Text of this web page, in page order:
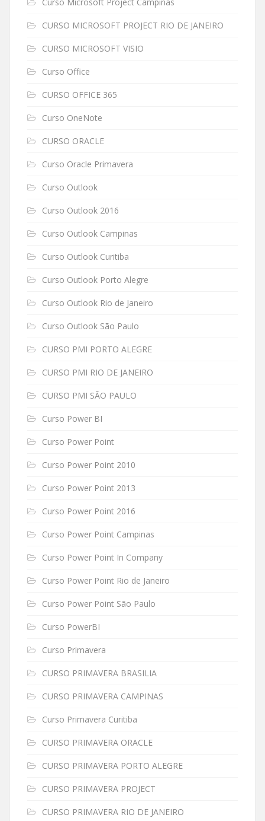
CURSO MICROSOFT PROJECT RIO DE JANEIRO
CURSO MICROSOFT VISIO
Curso Office
CURSO OFFICE 365
Curso OneNote
CURSO ORACLE
Curso Oracle Primavera
Curso Outlook
Curso Outlook 2016
Curso Outlook Campinas
Curso Outlook Curitiba
Curso Outlook Porto Alegre
Curso Outlook Rio de Janeiro
Curso Outlook São Paulo
CURSO PMI PORTO ALEGRE
CURSO PMI RIO DE JANEIRO
CURSO PMI SÃO PAULO
Curso Power BI
Curso Power Point
Curso Power Point 2010
Curso Power Point 2013
Curso Power Point 2016
Curso Power Point Campinas
Curso Power Point In Company
Curso Power Point Rio de Janeiro
Curso Power Point São Paulo
Curso PowerBI
Curso Primavera
CURSO PRIMAVERA BRASILIA
CURSO PRIMAVERA CAMPINAS
Curso Primavera Curitiba
CURSO PRIMAVERA ORACLE
CURSO PRIMAVERA PORTO ALEGRE
CURSO PRIMAVERA PROJECT
CURSO PRIMAVERA RIO DE JANEIRO